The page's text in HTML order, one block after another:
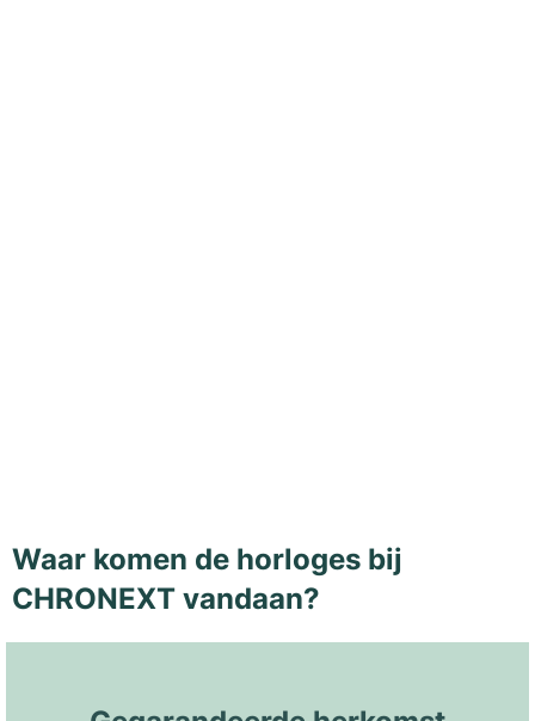
Waar komen de horloges bij
CHRONEXT vandaan?